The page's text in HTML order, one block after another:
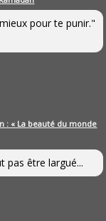
pour te punir."
: « La beauté du monde
pas être largué...